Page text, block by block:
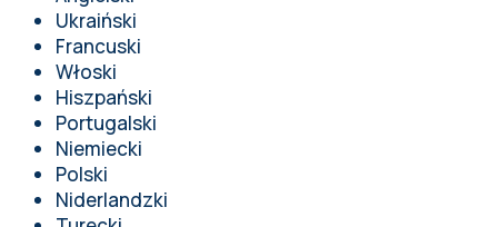
Ukraiński
Francuski
Włoski
Hiszpański
Portugalski
Niemiecki
Polski
Niderlandzki